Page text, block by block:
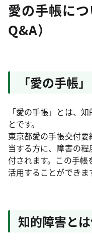
愛の手帳に
Q&A）
「愛の手帳
「愛の手帳」とは、
とです。
東京都愛の手帳交付
当する方に、障害の
付されます。この手帳
活用することができま
知的障害と